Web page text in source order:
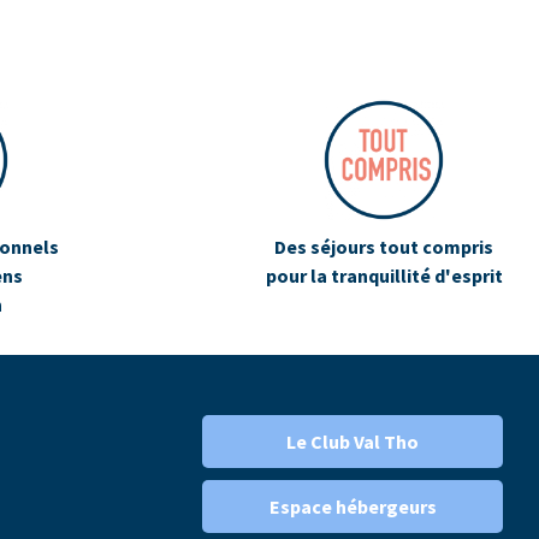
Des séjours tout compris
pour la tranquillité d'esprit
Le Club Val Tho
Espace hébergeurs